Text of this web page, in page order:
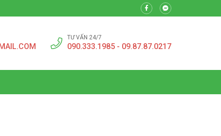
TƯ VẤN 24/7
090.333.1985 - 09.87.87.0217